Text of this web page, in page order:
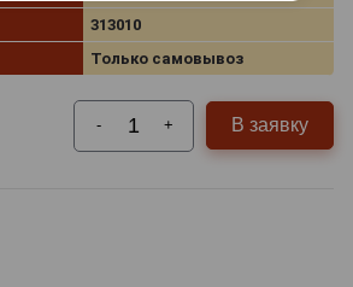
313010
Только самовывоз
- + В заявку